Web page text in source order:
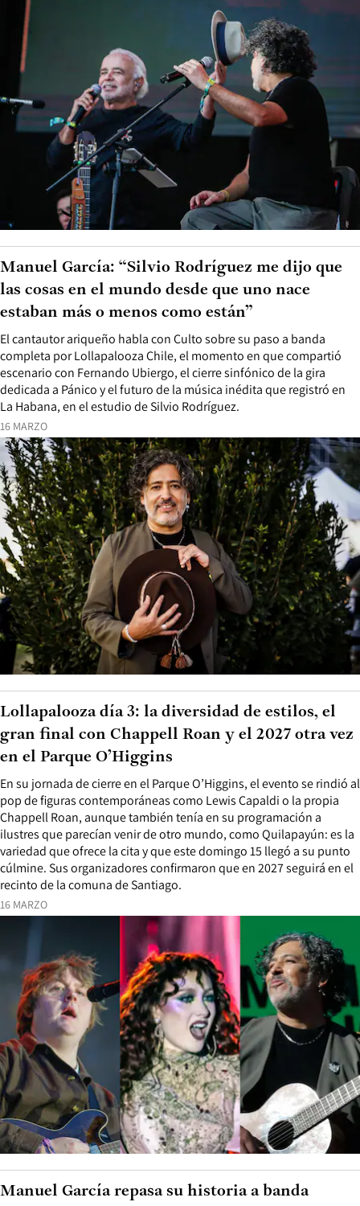
16 MARZO
El cantautor ariqueño habla con Culto sobre su paso a banda
completa por Lollapalooza Chile, el momento en que compartió
escenario con Fernando Ubiergo, el cierre sinfónico de la gira
dedicada a Pánico y el futuro de la música inédita que registró en
La Habana, en el estudio de Silvio Rodríguez.
Manuel García: “Silvio Rodríguez me dijo que
las cosas en el mundo desde que uno nace
estaban más o menos como están”
16 MARZO
En su jornada de cierre en el Parque O’Higgins, el evento se rindió al
pop de figuras contemporáneas como Lewis Capaldi o la propia
Chappell Roan, aunque también tenía en su programación a
ilustres que parecían venir de otro mundo, como Quilapayún: es la
variedad que ofrece la cita y que este domingo 15 llegó a su punto
cúlmine. Sus organizadores confirmaron que en 2027 seguirá en el
recinto de la comuna de Santiago.
Lollapalooza día 3: la diversidad de estilos, el
gran final con Chappell Roan y el 2027 otra vez
en el Parque O’Higgins
Manuel García repasa su historia a banda